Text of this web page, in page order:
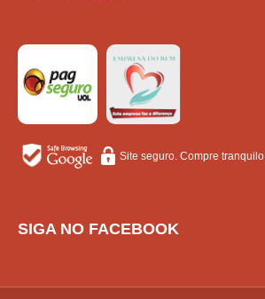
Site seguro. Compre tranquilo.
SIGA NO FACEBOOK